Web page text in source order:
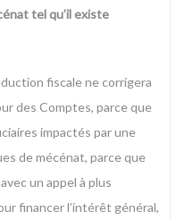
tel qu’il existe
fiscale ne corrigera
des Comptes, parce que
impactés par une
de mécénat, parce que
un appel à plus
financer l’intérêt général,